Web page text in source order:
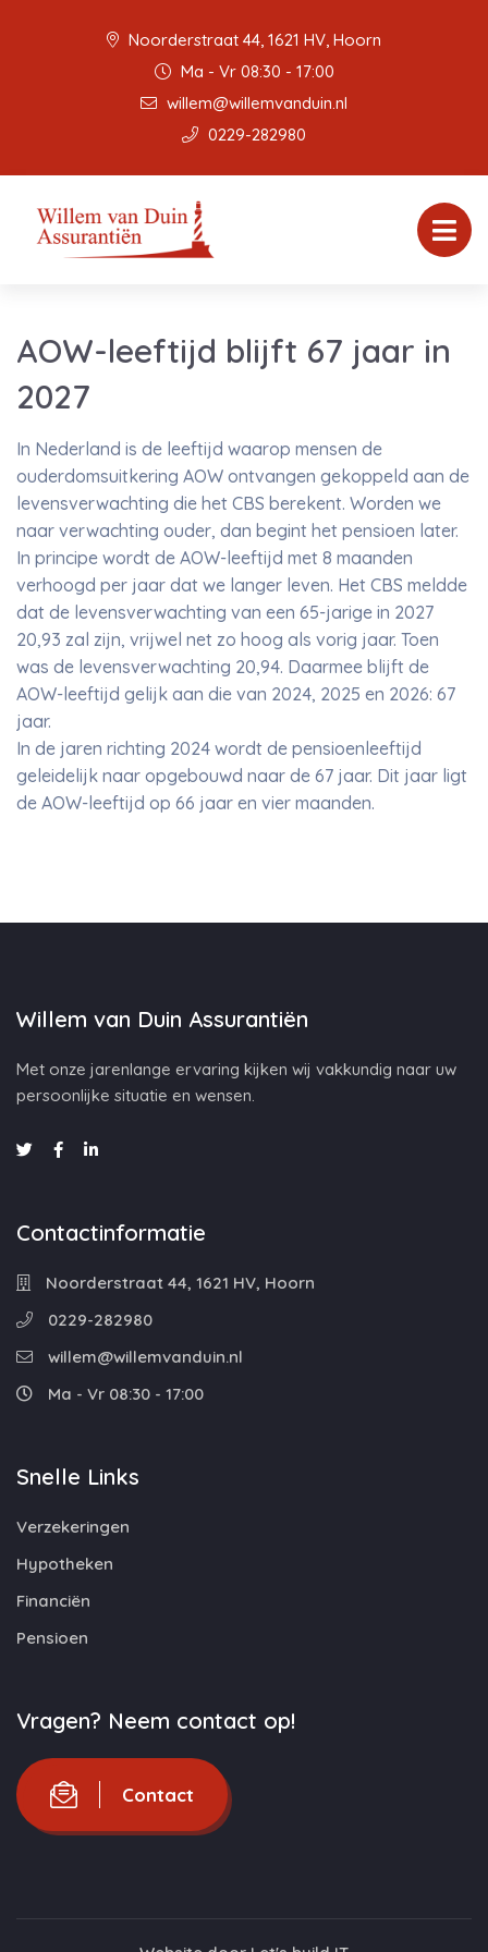
Noorderstraat 44, 1621 HV, Hoorn
Ma - Vr 08:30 - 17:00
willem@willemvanduin.nl
0229-282980
AOW-leeftijd blijft 67 jaar in
2027
In Nederland is de leeftijd waarop mensen de
ouderdomsuitkering AOW ontvangen gekoppeld aan de
levensverwachting die het CBS berekent. Worden we
naar verwachting ouder, dan begint het pensioen later.
In principe wordt de AOW-leeftijd met 8 maanden
verhoogd per jaar dat we langer leven. Het CBS meldde
dat de levensverwachting van een 65-jarige in 2027
20,93 zal zijn, vrijwel net zo hoog als vorig jaar. Toen
was de levensverwachting 20,94. Daarmee blijft de
AOW-leeftijd gelijk aan die van 2024, 2025 en 2026: 67
jaar.
In de jaren richting 2024 wordt de pensioenleeftijd
geleidelijk naar opgebouwd naar de 67 jaar. Dit jaar ligt
de AOW-leeftijd op 66 jaar en vier maanden.
Willem van Duin Assurantiën
Met onze jarenlange ervaring kijken wij vakkundig naar uw
persoonlijke situatie en wensen.
Contactinformatie
Noorderstraat 44, 1621 HV, Hoorn
0229-282980
willem@willemvanduin.nl
Ma - Vr 08:30 - 17:00
Snelle Links
Verzekeringen
Hypotheken
Financiën
Pensioen
Vragen? Neem contact op!
Contact